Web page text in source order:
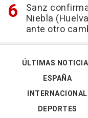
Sanz
Niebla
ante otro
ÚLTIMAS
ESPAÑA
INTERNACIONAL
DEPORTES